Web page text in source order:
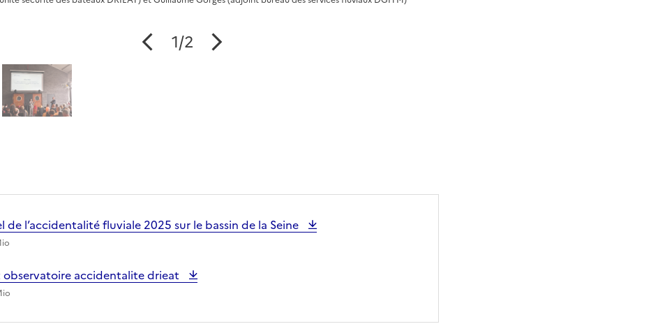
1/2
de l’accidentalité fluviale 2025 sur le bassin de la Seine
accidentalite drieat